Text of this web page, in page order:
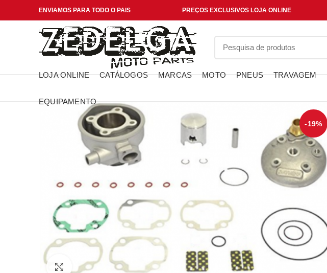
ENVIAMOS PARA TODO O PAIS PREÇOS EXCLUSIVOS LOJA ONLINE
LOJA ONLINE CATÁLOGOS MARCAS MOTO PNEUS TRAVAGEM
EQUIPAMENTO
-19%
Click to enlarge